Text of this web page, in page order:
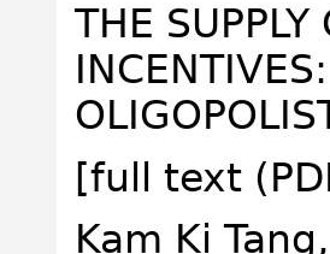
THE
[full text
Kam Ki